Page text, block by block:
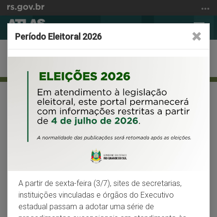
para
conteúdo
o
a
busca
Período Eleitoral 2026
A partir de sexta-feira (3/7), sites de secretarias,
instituições vinculadas e órgãos do Executivo
estadual passam a adotar uma série de
Demografia
IMPRIMIR
Crescimento populacional
O Brasil e o estado nos últimos 50 anos
apresentaram queda nas suas taxas de
As taxas médias de crescimento anual da população
brasileira e gaúcha, a partir da década 70, apresentaram,